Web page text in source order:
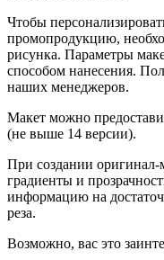
Чтобы
промопродукцию,
рисунка. Параметры
способом нанесения.
наших менеджеров.
Макет можно
(не выше 14 версии).
При создании оригинал-
градиенты и
информацию на
реза.
Возможно, вас это